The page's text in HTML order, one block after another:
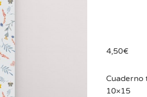
4,50€
Cuaderno
10×15